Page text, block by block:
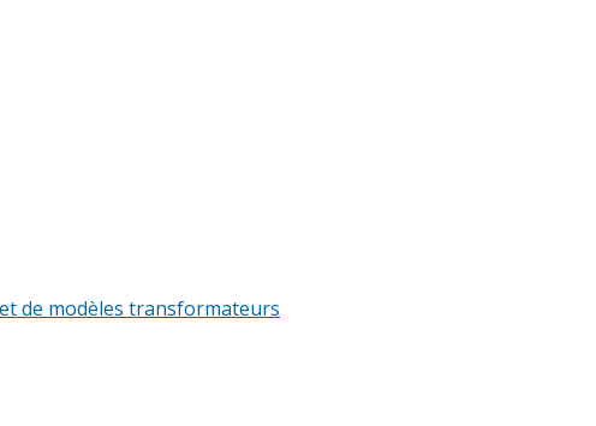
de modèles transformateurs